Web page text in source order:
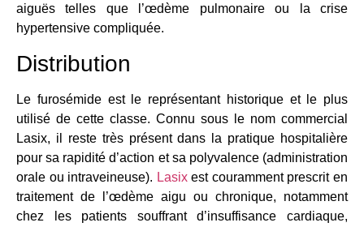
aiguës telles que l’œdème pulmonaire ou la crise
hypertensive compliquée.
Distribution
Le furosémide est le représentant historique et le plus
utilisé de cette classe. Connu sous le nom commercial
Lasix, il reste très présent dans la pratique hospitalière
pour sa rapidité d’action et sa polyvalence (administration
orale ou intraveineuse). Lasixest couramment prescrit en
traitement de l’œdème aigu ou chronique, notamment
chez les patients souffrant d’insuffisance cardiaque,